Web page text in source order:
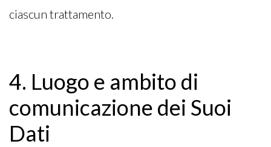
ciascun trattamento.
4. Luogo e ambito di
comunicazione dei Suoi
Dati